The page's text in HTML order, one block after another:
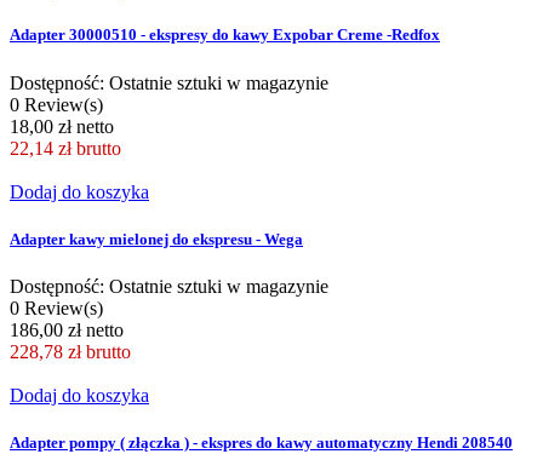
Adapter 30000510 - ekspresy do kawy Expobar Creme -Redfox
Dostępność: Ostatnie sztuki w magazynie
0 Review(s)
18,00 zł netto
22,14 zł brutto
Dodaj do koszyka
Adapter kawy mielonej do ekspresu - Wega
Dostępność: Ostatnie sztuki w magazynie
0 Review(s)
186,00 zł netto
228,78 zł brutto
Dodaj do koszyka
Adapter pompy ( złączka ) - ekspres do kawy automatyczny Hendi 208540